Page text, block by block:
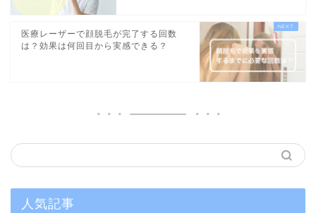
医療レーザーで顔脱毛が完了する回数
は？効果は何回目から実感できる？
人気記事